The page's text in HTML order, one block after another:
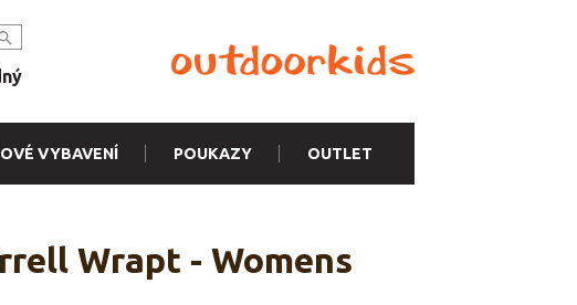
VYBAVENÍ POUKAZY OUTLET
Wrapt - Womens